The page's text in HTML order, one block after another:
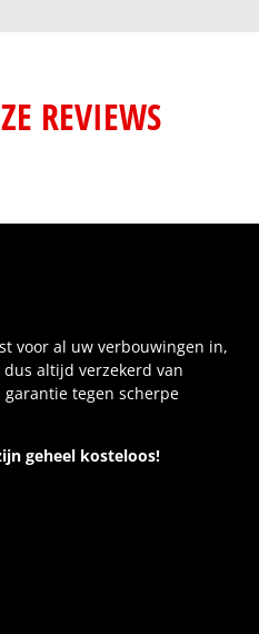
REVIEWS
voor al uw verbouwingen in,
altijd verzekerd van
tegen scherpe
geheel kosteloos!